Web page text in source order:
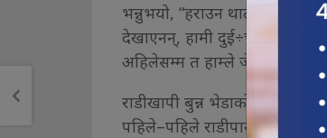
भन्नुभयो, “हराउन थाल्यो यो
देखाएनन्, हामी दुई÷चार जनाछौँ
अहिलेसम्म त हाम्ले जेनतेन
राडीखापी बुन्न भेडाको ऊन
पहिले–पहिले राडीपाखी बेच्नका